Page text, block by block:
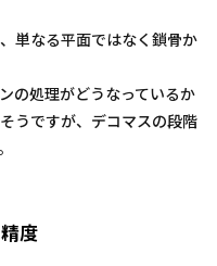
単なる平面ではなく鎖骨か
の処理がどうなっているか
うですが、デコマスの段階
度